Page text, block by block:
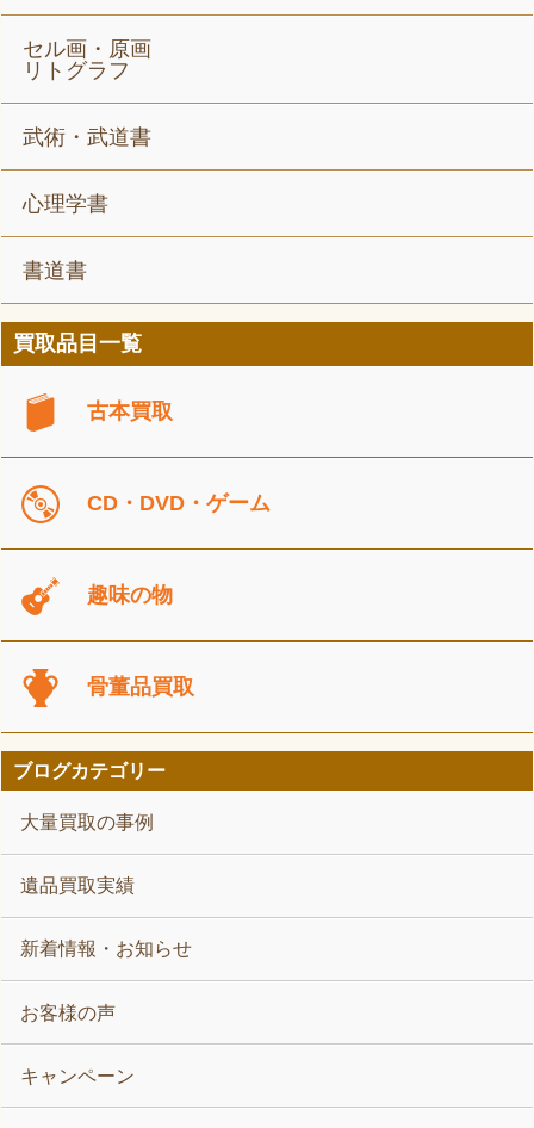
セル画・原画
リトグラフ
武術・武道書
心理学書
書道書
買取品目一覧
古本買取
CD・DVD・ゲーム
趣味の物
骨董品買取
ブログカテゴリー
大量買取の事例
遺品買取実績
新着情報・お知らせ
お客様の声
キャンペーン